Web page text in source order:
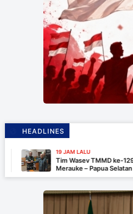
HEADLINES
19 JAM LALU
Tim Wasev TMMD ke-129, Tinjau
Merauke – Papua Selatan